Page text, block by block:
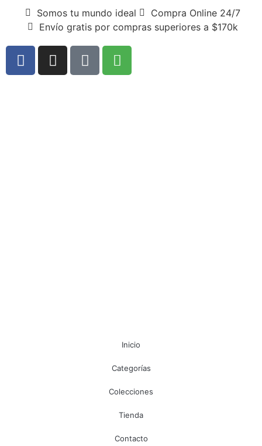
Somos tu mundo ideal
Compra Online 24/7
Envío gratis por compras superiores a $170k
Inicio
Categorías
Colecciones
Tienda
Contacto